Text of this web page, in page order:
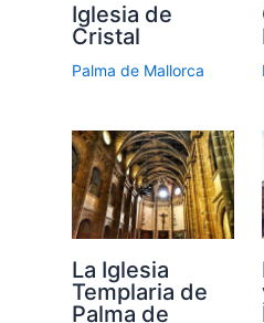
Iglesia de
Cristal
Palma de Mallorca
La Iglesia
Templaria de
Palma de